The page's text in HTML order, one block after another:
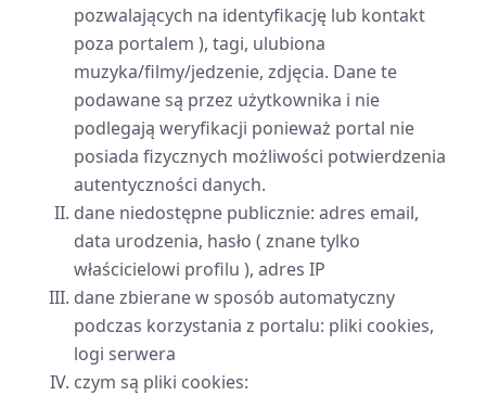
pozwalających na identyfikację lub kontakt
poza portalem ), tagi, ulubiona
muzyka/filmy/jedzenie, zdjęcia. Dane te
podawane są przez użytkownika i nie
podlegają weryfikacji ponieważ portal nie
posiada fizycznych możliwości potwierdzenia
autentyczności danych.
dane niedostępne publicznie: adres email,
data urodzenia, hasło ( znane tylko
właścicielowi profilu ), adres IP
dane zbierane w sposób automatyczny
podczas korzystania z portalu: pliki cookies,
logi serwera
czym są pliki cookies: